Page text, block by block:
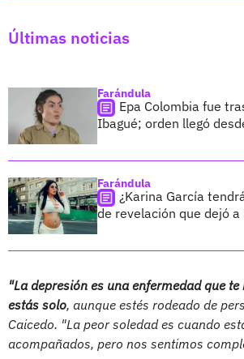
Últimas noticias
Farándula
Epa Colombia fue
Ibagué; orden llegó
Farándula
¿Karina García
de revelación que dejó a
"La depresión es una enfermedad que
estás solo, aunque estés rodeado de
Caicedo. "La peor soledad es cuando
acompañados, pero nos sentimos